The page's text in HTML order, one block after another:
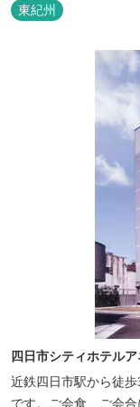
た。 いつでも気軽に
東紀州
四日市シティホテル
近鉄四日市駅から徒
です。ご会食、ご会